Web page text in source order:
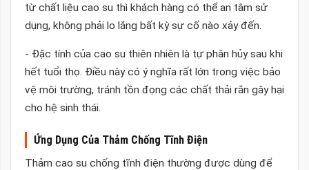
từ chất liệu cao su thì khách hàng có thể an tâm sử
dụng, không phải lo lắng bất kỳ sự cố nào xảy đến.
- Đặc tính của cao su thiên nhiên là tự phân hủy sau khi
hết tuổi thọ. Điều này có ý nghĩa rất lớn trong việc bảo
vệ môi trường, tránh tồn đọng các chất thải rắn gây hại
cho hệ sinh thái.
Ứng Dụng Của Thảm Chống Tĩnh Điện
Thảm cao su chống tĩnh điện thường được dùng để